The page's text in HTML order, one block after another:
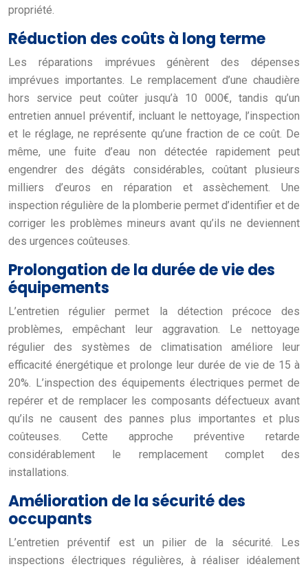
propriété.
Réduction des coûts à long terme
Les réparations imprévues génèrent des dépenses
imprévues importantes. Le remplacement d’une chaudière
hors service peut coûter jusqu’à 10 000€, tandis qu’un
entretien annuel préventif, incluant le nettoyage, l’inspection
et le réglage, ne représente qu’une fraction de ce coût. De
même, une fuite d’eau non détectée rapidement peut
engendrer des dégâts considérables, coûtant plusieurs
milliers d’euros en réparation et assèchement. Une
inspection régulière de la plomberie permet d’identifier et de
corriger les problèmes mineurs avant qu’ils ne deviennent
des urgences coûteuses.
Prolongation de la durée de vie des
équipements
L’entretien régulier permet la détection précoce des
problèmes, empêchant leur aggravation. Le nettoyage
régulier des systèmes de climatisation améliore leur
efficacité énergétique et prolonge leur durée de vie de 15 à
20%. L’inspection des équipements électriques permet de
repérer et de remplacer les composants défectueux avant
qu’ils ne causent des pannes plus importantes et plus
coûteuses. Cette approche préventive retarde
considérablement le remplacement complet des
installations.
Amélioration de la sécurité des
occupants
L’entretien préventif est un pilier de la sécurité. Les
inspections électriques régulières, à réaliser idéalement